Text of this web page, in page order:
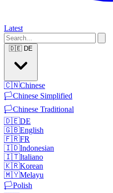
Latest
🇩🇪 DE
🇨🇳Chinese
🏳️Chinese Simplified
🏳️Chinese Traditional
🇩🇪DE
🇬🇧English
🇫🇷FR
🇮🇩Indonesian
🇮🇹Italiano
🇰🇷Korean
🇲🇾Melayu
🏳️Polish